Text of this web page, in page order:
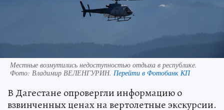
Местные возмутились недоступностью отдыха в республике.
Фото: Владимир ВЕЛЕНГУРИН. Перейти в Фотобанк КП
В Дагестане опровергли информацию о
взвинченных ценах на вертолетные экскурсии.